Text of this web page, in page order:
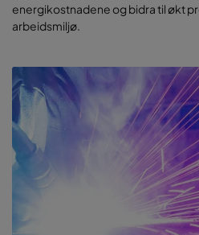
energikostnadene og bidra til økt
arbeidsmiljø.